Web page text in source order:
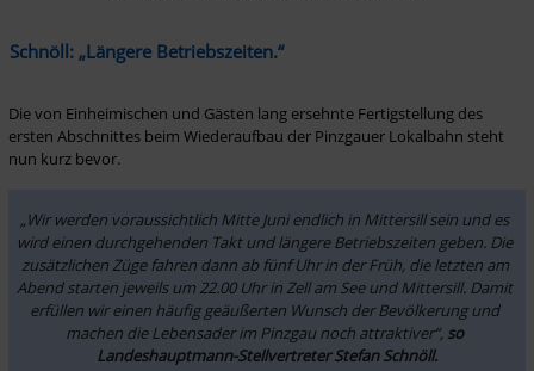
Schnöll: „Längere Betriebszeiten.“
Die von Einheimischen und Gästen lang ersehnte Fertigstellung des
ersten Abschnittes beim Wiederaufbau der Pinzgauer Lokalbahn steht
nun kurz bevor.
„Wir werden voraussichtlich Mitte Juni endlich in Mittersill sein und es
wird einen durchgehenden Takt und längere Betriebszeiten geben. Die
zusätzlichen Züge fahren dann ab fünf Uhr in der Früh, die letzten am
Abend starten jeweils um 22.00 Uhr in Zell am See und Mittersill. Damit
erfüllen wir einen häufig geäußerten Wunsch der Bevölkerung und
machen die Lebensader im Pinzgau noch attraktiver“, so
Landeshauptmann-Stellvertreter Stefan Schnöll.